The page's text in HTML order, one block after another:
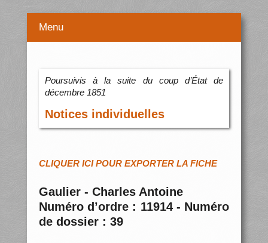
Menu
Poursuivis à la suite du coup d’État de
décembre 1851
Notices individuelles
CLIQUER ICI POUR EXPORTER LA FICHE
Gaulier - Charles Antoine
Numéro d’ordre : 11914 - Numéro
de dossier : 39